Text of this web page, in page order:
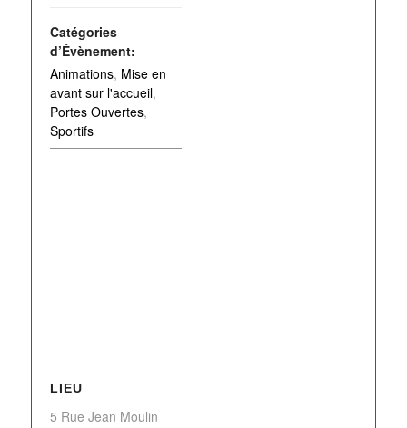
Catégories
d’Évènement:
Animations, Mise en
avant sur l'accueil,
Portes Ouvertes,
Sportifs
LIEU
5 Rue Jean Moulin